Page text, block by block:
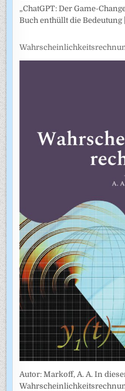
„ChatGPT: Der Game-
Buch enthüllt die Bedeutung
Autor: Markoff, A. A. In